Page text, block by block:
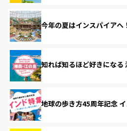
今年の夏はインスパイアへ
知れば知るほど好きになる
地球の歩き方45周年記念